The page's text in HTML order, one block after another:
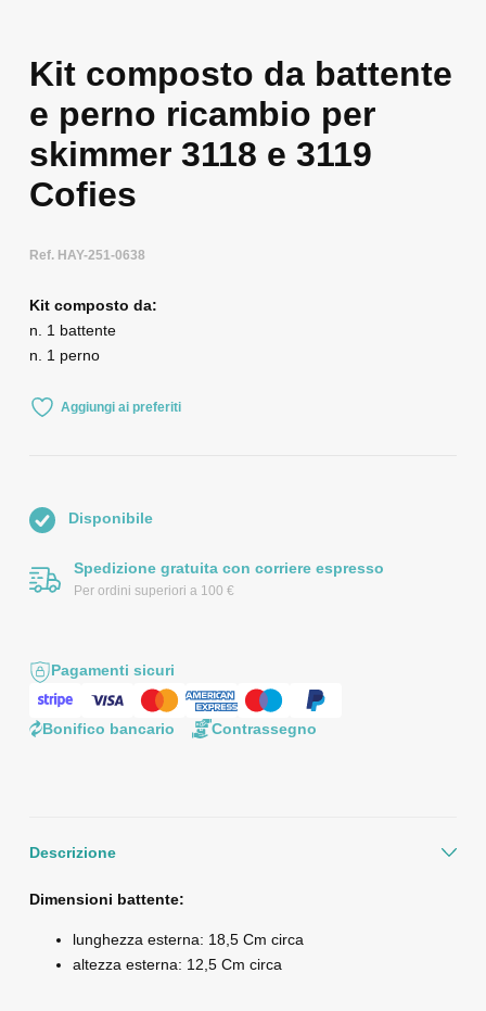
Kit composto da battente
e perno ricambio per
skimmer 3118 e 3119
Cofies
Ref. HAY-251-0638
Kit composto da:
n. 1 battente
n. 1 perno
Aggiungi ai preferiti
Disponibile
Spedizione gratuita con corriere espresso
Per ordini superiori a 100 €
Pagamenti sicuri
Bonifico bancario Contrassegno
Descrizione
Dimensioni battente:
lunghezza esterna: 18,5 Cm circa
altezza esterna: 12,5 Cm circa